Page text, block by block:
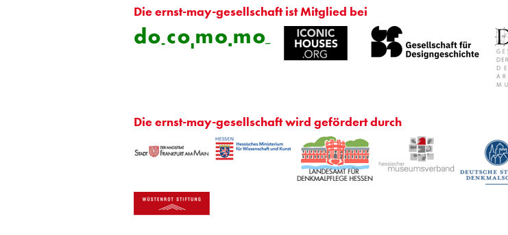
Die ernst-may-gesellschaft ist Mitglied bei
Die ernst-may-gesellschaft wird gefördert durch